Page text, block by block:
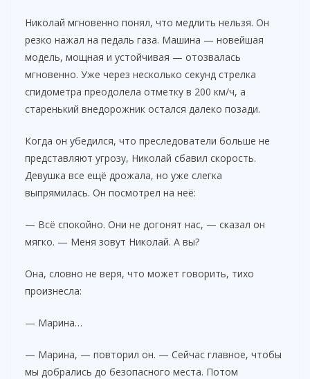
y
V
i
d
e
o
Николай мгновенно понял, что медлить нельзя. Он
резко нажал на педаль газа. Машина — новейшая
модель, мощная и устойчивая — отозвалась
мгновенно. Уже через несколько секунд стрелка
спидометра преодолела отметку в 200 км/ч, а
старенький внедорожник остался далеко позади.
Когда он убедился, что преследователи больше не
представляют угрозу, Николай сбавил скорость.
Девушка все ещё дрожала, но уже слегка
выпрямилась. Он посмотрел на неё:
— Всё спокойно. Они не догонят нас, — сказал он
мягко. — Меня зовут Николай. А вы?
Она, словно не веря, что может говорить, тихо
произнесла:
— Марина…
— Марина, — повторил он. — Сейчас главное, чтобы
мы добрались до безопасного места. Потом